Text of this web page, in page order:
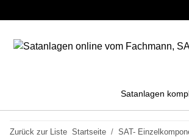
Satanlagen
Zurück zur Liste Startseite SAT-